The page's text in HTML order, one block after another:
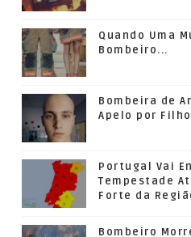
Quando Uma
Bombeiro...
Bombeira de
Apelo por
Portugal Vai
Tempestade
Forte da
Bombeiro